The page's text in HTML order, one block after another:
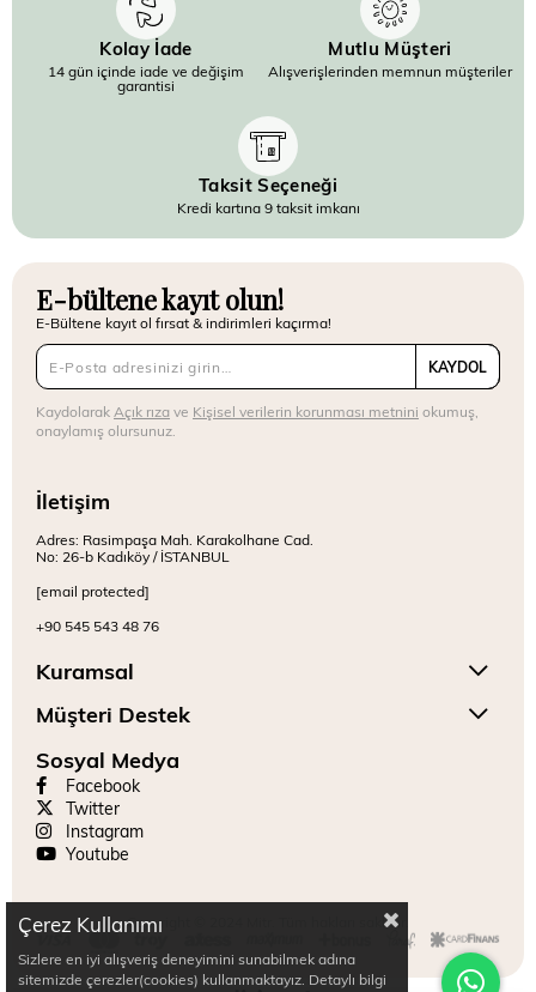
Kolay İade
14 gün içinde iade ve değişim
garantisi
Mutlu Müşteri
Alışverişlerinden memnun müşteriler
Taksit Seçeneği
Kredi kartına 9 taksit imkanı
E-bültene kayıt olun!
E-Bültene kayıt ol fırsat & indirimleri kaçırma!
KAYDOL
KaydolarakAçık rızave Kişisel verilerin korunması metnini okumuş,
onaylamış olursunuz.
İletişim
Adres: Rasimpaşa Mah. Karakolhane Cad.
No: 26-b Kadıköy / İSTANBUL
[email protected]
+90 545 543 48 76
Kuramsal
Müşteri Destek
Sosyal Medya
Facebook
Twitter
Instagram
Youtube
Copyright © 2024 Mitr. Tüm hakları saklıdır.
Çerez Kullanımı
Sizlere en iyi alışveriş deneyimini sunabilmek adına
sitemizde çerezler(cookies) kullanmaktayız. Detaylı bilgi